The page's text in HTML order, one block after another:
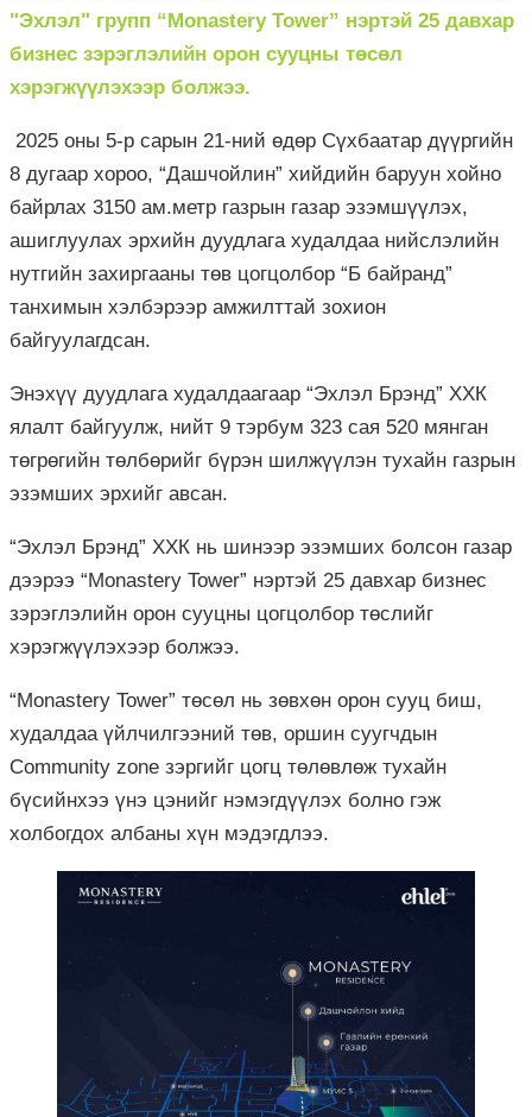
"Эхлэл" групп “Monastery Tower” нэртэй 25 давхар
бизнес зэрэглэлийн орон сууцны төсөл
хэрэгжүүлэхээр болжээ.
2025 оны 5-р сарын 21-ний өдөр Сүхбаатар дүүргийн
8 дугаар хороо, “Дашчойлин” хийдийн баруун хойно
байрлах 3150 ам.метр газрын газар эзэмшүүлэх,
ашиглуулах эрхийн дуудлага худалдаа нийслэлийн
нутгийн захиргааны төв цогцолбор “Б байранд”
танхимын хэлбэрээр амжилттай зохион
байгуулагдсан.
Энэхүү дуудлага худалдаагаар “Эхлэл Брэнд” ХХК
ялалт байгуулж, нийт 9 тэрбум 323 сая 520 мянган
төгрөгийн төлбөрийг бүрэн шилжүүлэн тухайн газрын
эзэмших эрхийг авсан.
“Эхлэл Брэнд” ХХК нь шинээр эзэмших болсон газар
дээрээ “Monastery Tower” нэртэй 25 давхар бизнес
зэрэглэлийн орон сууцны цогцолбор төслийг
хэрэгжүүлэхээр болжээ.
“Monastery Tower” төсөл нь зөвхөн орон сууц биш,
худалдаа үйлчилгээний төв, оршин суугчдын
Community zone зэргийг цогц төлөвлөж тухайн
бүсийнхээ үнэ цэнийг нэмэгдүүлэх болно гэж
холбогдох албаны хүн мэдэгдлээ.